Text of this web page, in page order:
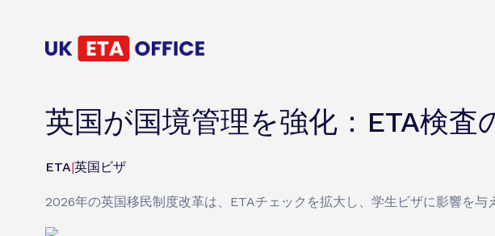
英国が国境管理を強化：ETA検査
ETA|英国ビザ
2026年の英国移民制度改革は、ETAチェックを拡大し、学生ビザに影響を与